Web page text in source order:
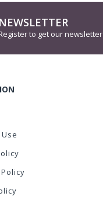
NEWSLETTER
to get our newsletter